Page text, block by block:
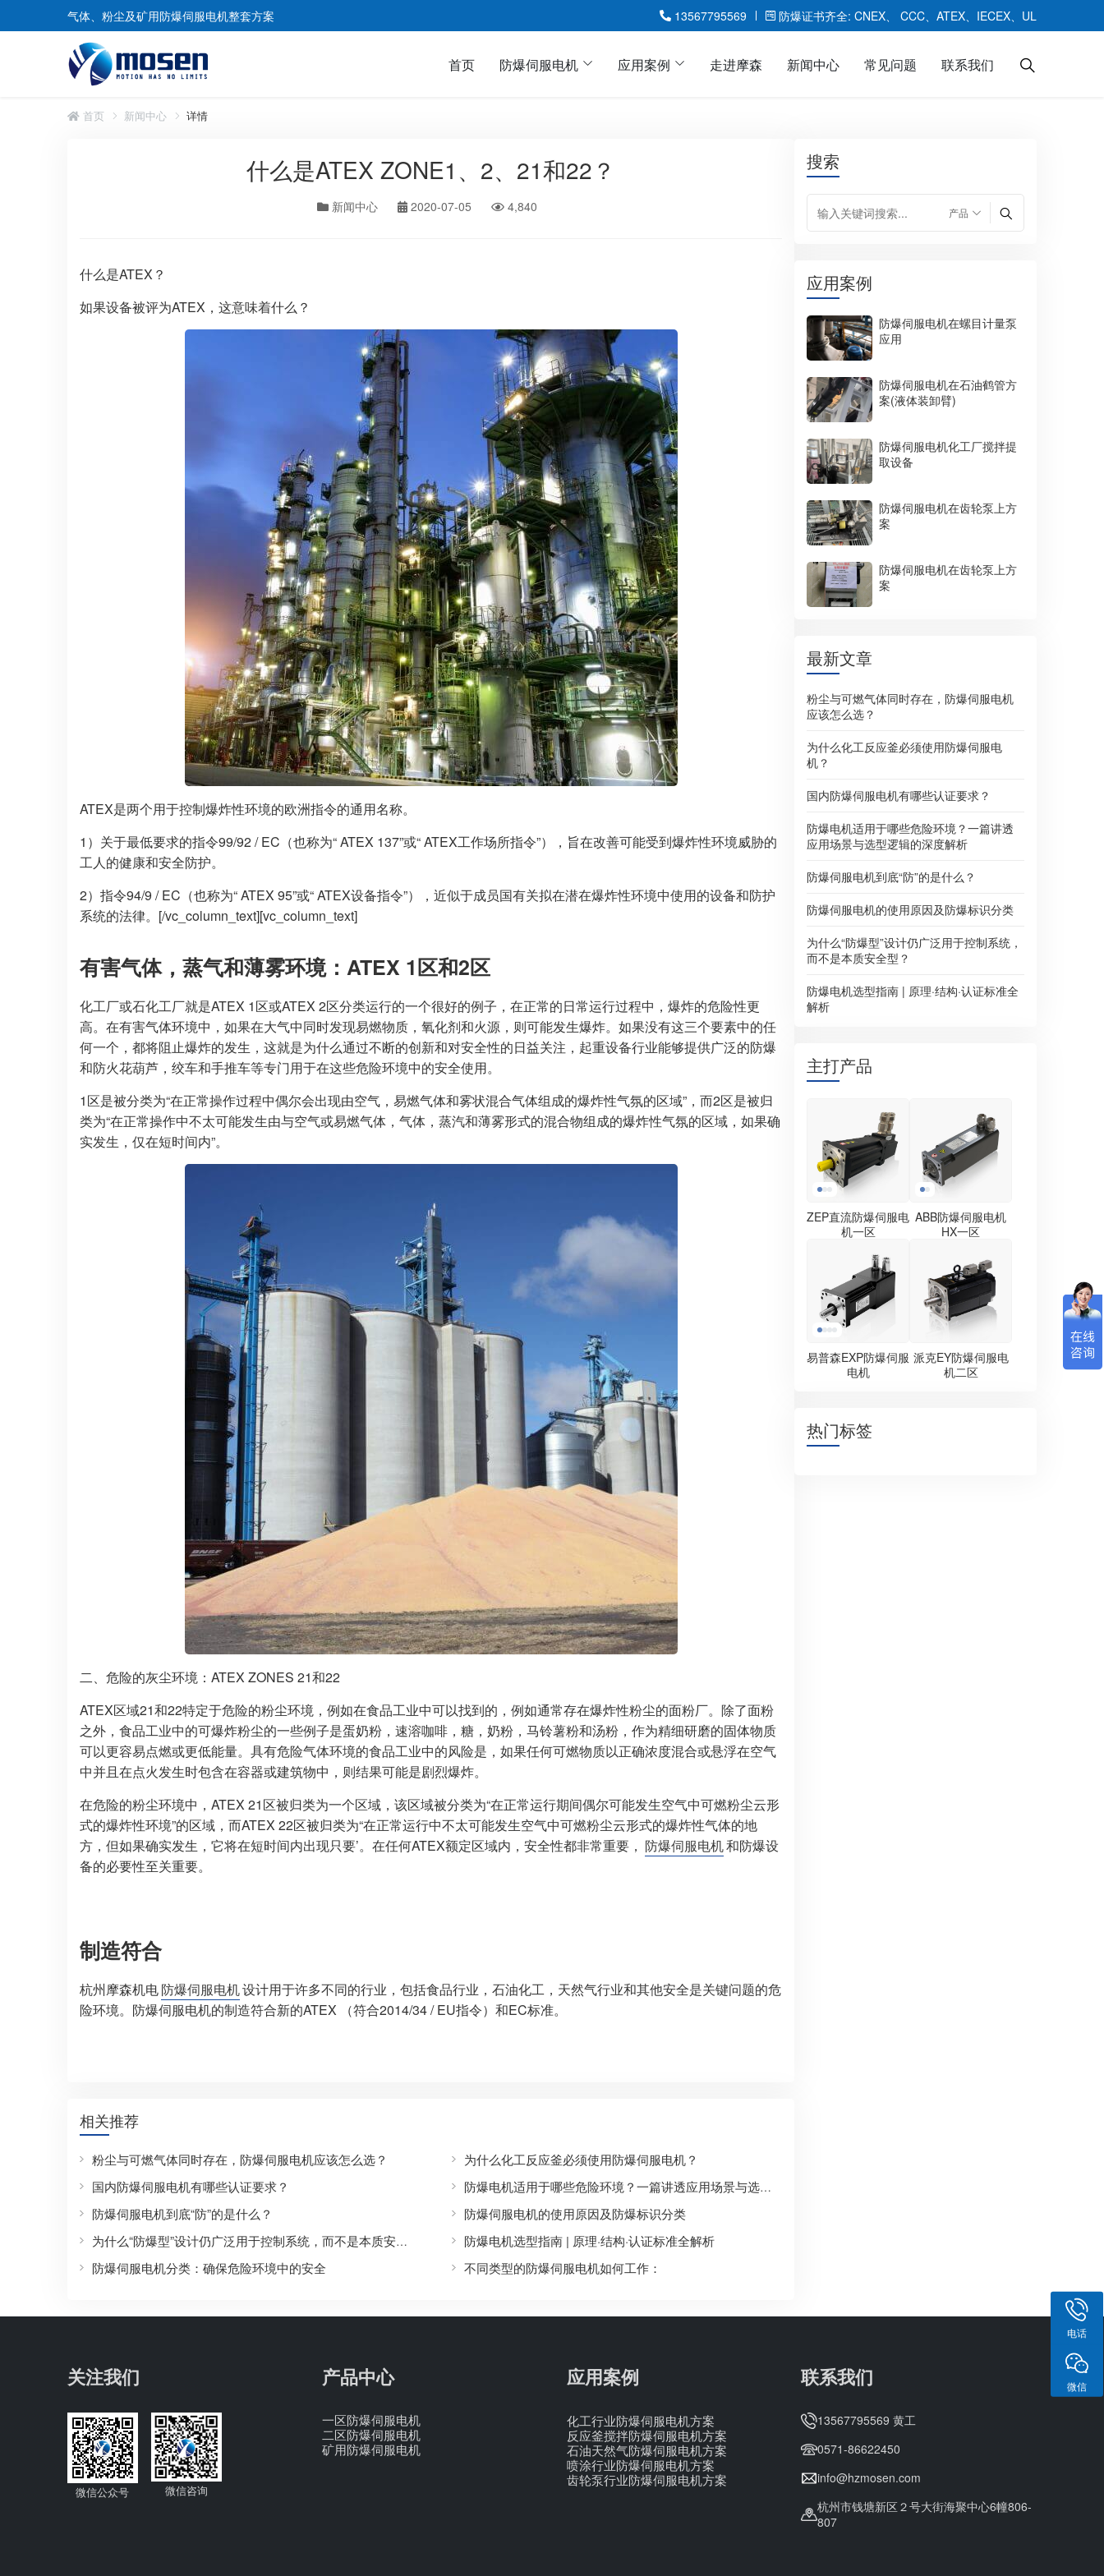
气体、粉尘及矿用防爆伺服电机整套方案 13567795569 防爆证书齐全: CNEX、 CCC、ATEX、IECEX、UL
首页 防爆伺服电机
易普森EXP防爆伺服电机
ABB防爆伺服电机HY
派克EY防爆伺服电机
应用案例 走进摩森 新闻中心 常见问题 联系我们
首页 新闻中心 详情
搜索
应用案例
防爆伺服电机在螺目计量泵
应用
防爆伺服电机在石油鹤管方
案(液体装卸臂)
防爆伺服电机化工厂搅拌提
取设备
防爆伺服电机在齿轮泵上方
案
防爆伺服电机在齿轮泵上方
案
最新文章
粉尘与可燃气体同时存在，防爆伺服电机
应该怎么选？
为什么化工反应釜必须使用防爆伺服电
机？
国内防爆伺服电机有哪些认证要求？
防爆电机适用于哪些危险环境？一篇讲透
应用场景与选型逻辑的深度解析
防爆伺服电机到底“防”的是什么？
防爆伺服电机的使用原因及防爆标识分类
为什么“防爆型”设计仍广泛用于控制系统，
而不是本质安全型？
防爆电机选型指南 | 原理·结构·认证标准全
解析
主打产品
ZEP直流防爆伺服电
机一区
ABB防爆伺服电机
HX一区
易普森EXP防爆伺服
电机
派克EY防爆伺服电
机二区
热门标签
什么是ATEX ZONE1、2、21和22？
新闻中心 2020-07-05 4,840
什么是ATEX？
如果设备被评为ATEX，这意味着什么？
ATEX是两个用于控制爆炸性环境的欧洲指令的通用名称。
1）关于最低要求的指令99/92 / EC（也称为“ ATEX 137”或“ ATEX工作场所指令”），旨在改善可能受到爆炸性环境威胁的
工人的健康和安全防护。
2）指令94/9 / EC（也称为“ ATEX 95”或“ ATEX设备指令”），近似于成员国有关拟在潜在爆炸性环境中使用的设备和防护
系统的法律。[/vc_column_text][vc_column_text]
有害气体，蒸气和薄雾环境：ATEX 1区和2区
化工厂或石化工厂就是ATEX 1区或ATEX 2区分类运行的一个很好的例子，在正常的日常运行过程中，爆炸的危险性更
高。在有害气体环境中，如果在大气中同时发现易燃物质，氧化剂和火源，则可能发生爆炸。如果没有这三个要素中的任
何一个，都将阻止爆炸的发生，这就是为什么通过不断的创新和对安全性的日益关注，起重设备行业能够提供广泛的防爆
和防火花葫芦，绞车和手推车等专门用于在这些危险环境中的安全使用。
1区是被分类为“在正常操作过程中偶尔会出现由空气，易燃气体和雾状混合气体组成的爆炸性气氛的区域”，而2区是被归
类为“在正常操作中不太可能发生由与空气或易燃气体，气体，蒸汽和薄雾形式的混合物组成的爆炸性气氛的区域，如果确
实发生，仅在短时间内”。
二、危险的灰尘环境：ATEX ZONES 21和22
ATEX区域21和22特定于危险的粉尘环境，例如在食品工业中可以找到的，例如通常存在爆炸性粉尘的面粉厂。除了面粉
之外，食品工业中的可爆炸粉尘的一些例子是蛋奶粉，速溶咖啡，糖，奶粉，马铃薯粉和汤粉，作为精细研磨的固体物质
可以更容易点燃或更低能量。具有危险气体环境的食品工业中的风险是，如果任何可燃物质以正确浓度混合或悬浮在空气
中并且在点火发生时包含在容器或建筑物中，则结果可能是剧烈爆炸。
在危险的粉尘环境中，ATEX 21区被归类为一个区域，该区域被分类为“在正常运行期间偶尔可能发生空气中可燃粉尘云形
式的爆炸性环境”的区域，而ATEX 22区被归类为“在正常运行中不太可能发生空气中可燃粉尘云形式的爆炸性气体的地
方，但如果确实发生，它将在短时间内出现只要’。在任何ATEX额定区域内，安全性都非常重要， 防爆伺服电机和防爆设
备的必要性至关重要。
制造符合
杭州摩森机电防爆伺服电机设计用于许多不同的行业，包括食品行业，石油化工，天然气行业和其他安全是关键问题的危
险环境。防爆伺服电机的制造符合新的ATEX （符合2014/34 / EU指令）和EC标准。
相关推荐
粉尘与可燃气体同时存在，防爆伺服电机应该怎么选？
为什么化工反应釜必须使用防爆伺服电机？
国内防爆伺服电机有哪些认证要求？
防爆电机适用于哪些危险环境？一篇讲透应用场景与选型逻辑的深度解析
防爆伺服电机到底“防”的是什么？ 防爆伺服电机的使用原因及防爆标识分类
为什么“防爆型”设计仍广泛用于控制系统，而不是本质安全型？
防爆电机选型指南 | 原理·结构·认证标准全解析
防爆伺服电机分类：确保危险环境中的安全
不同类型的防爆伺服电机如何工作：
关注我们
微信公众号 微信咨询
产品中心
一区防爆伺服电机
二区防爆伺服电机
矿用防爆伺服电机
应用案例
化工行业防爆伺服电机方案
反应釜搅拌防爆伺服电机方案
石油天然气防爆伺服电机方案
喷涂行业防爆伺服电机方案
齿轮泵行业防爆伺服电机方案
联系我们
13567795569 黄工
0571-86622450
info@hzmosen.com
杭州市钱塘新区２号大街海聚中心6幢806-
807
电话
微信